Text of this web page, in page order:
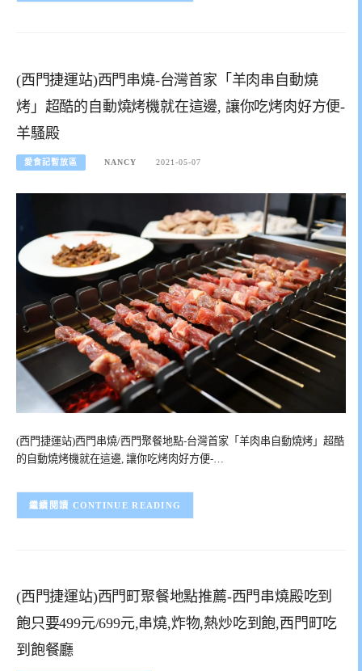
(西門捷運站)西門串燒-台灣首家「羊肉串自動燒
烤」超酷的自動燒烤機就在這邊, 讓你吃烤肉好方便-
羊騷殿
愛食記暫放區 NANCY 2021-05-07
(西門捷運站)西門串燒/西門聚餐地點-台灣首家「羊肉串自動燒烤」超酷
的自動燒烤機就在這邊, 讓你吃烤肉好方便-…
CONTINUE READING
(西門捷運站)西門町聚餐地點推薦-西門串燒殿吃到
飽只要499元/699元,串燒,炸物,熱炒吃到飽,西門町吃
到飽餐廳